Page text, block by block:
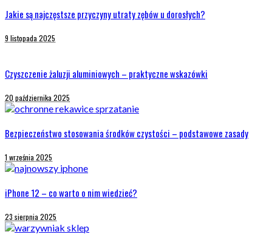
Jakie są najczęstsze przyczyny utraty zębów u dorosłych?
9 listopada 2025
Czyszczenie żaluzji aluminiowych – praktyczne wskazówki
20 października 2025
Bezpieczeństwo stosowania środków czystości – podstawowe zasady
1 września 2025
iPhone 12 – co warto o nim wiedzieć?
23 sierpnia 2025